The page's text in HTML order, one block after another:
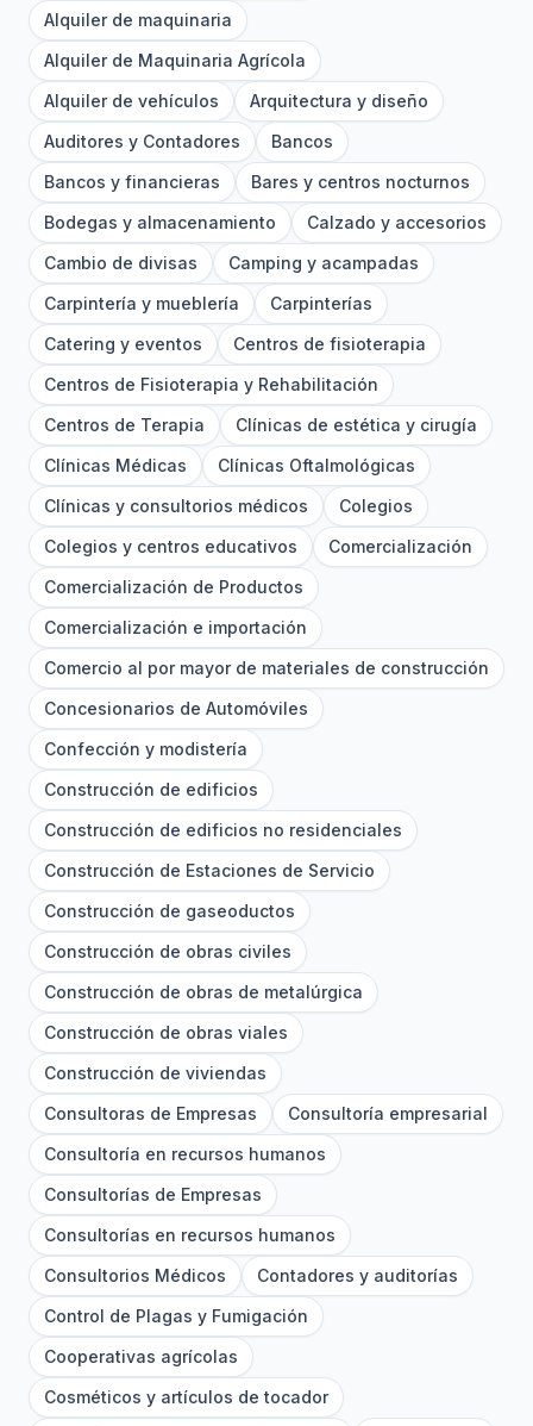
Alquiler de maquinaria
Alquiler de Maquinaria Agrícola
Alquiler de vehículos
Arquitectura y diseño
Auditores y Contadores
Bancos
Bancos y financieras
Bares y centros nocturnos
Bodegas y almacenamiento
Calzado y accesorios
Cambio de divisas
Camping y acampadas
Carpintería y mueblería
Carpinterías
Catering y eventos
Centros de fisioterapia
Centros de Fisioterapia y Rehabilitación
Centros de Terapia
Clínicas de estética y cirugía
Clínicas Médicas
Clínicas Oftalmológicas
Clínicas y consultorios médicos
Colegios
Colegios y centros educativos
Comercialización
Comercialización de Productos
Comercialización e importación
Comercio al por mayor de materiales de construcción
Concesionarios de Automóviles
Confección y modistería
Construcción de edificios
Construcción de edificios no residenciales
Construcción de Estaciones de Servicio
Construcción de gaseoductos
Construcción de obras civiles
Construcción de obras de metalúrgica
Construcción de obras viales
Construcción de viviendas
Consultoras de Empresas
Consultoría empresarial
Consultoría en recursos humanos
Consultorías de Empresas
Consultorías en recursos humanos
Consultorios Médicos
Contadores y auditorías
Control de Plagas y Fumigación
Cooperativas agrícolas
Cosméticos y artículos de tocador